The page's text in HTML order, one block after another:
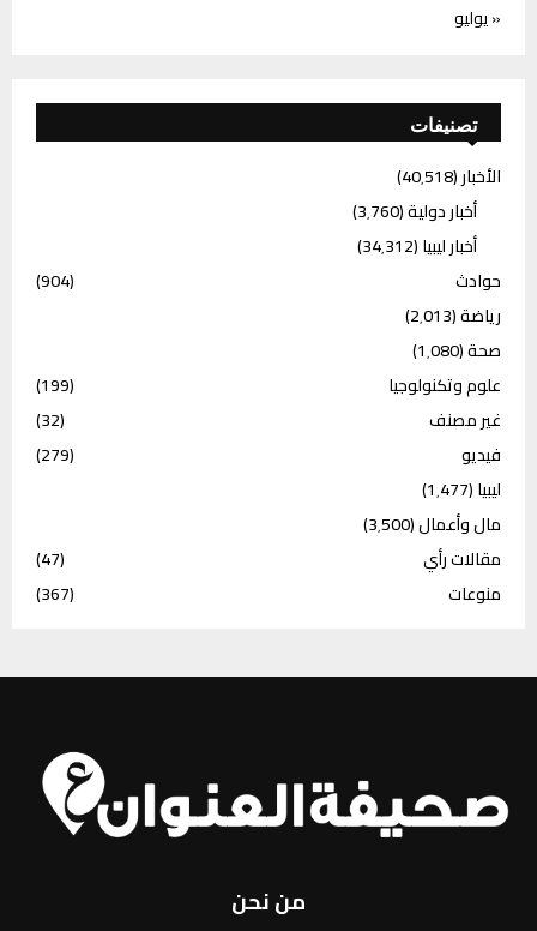
« يوليو
تصنيفات
الأخبار(40٬518)
أخبار دولية(3٬760)
أخبار ليبيا(34٬312)
حوادث
(904)
رياضة(2٬013)
صحة(1٬080)
علوم وتكنولوجيا
(199)
غير مصنف
(32)
فيديو
(279)
ليبيا(1٬477)
مال وأعمال(3٬500)
مقالات رأي
(47)
منوعات
(367)
من نحن